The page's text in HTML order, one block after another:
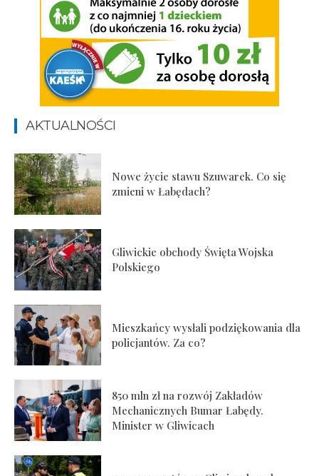
AKTUALNOŚCI
Nowe życie stawu Szuwarek. Co się
zmieni w Łabędach?
Gliwickie obchody Święta Wojska
Polskiego
Mieszkańcy wysłali podziękowania dla
policjantów. Za co?
850 mln zł na rozwój Zakładów
Mechanicznych Bumar Łabędy.
Minister w Gliwicach